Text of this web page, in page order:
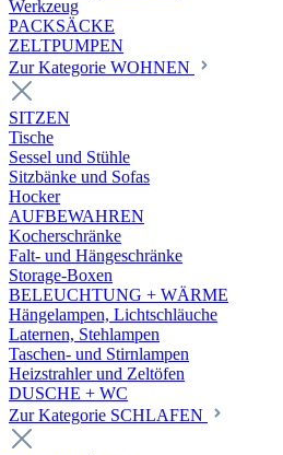
Werkzeug
PACKSÄCKE
ZELTPUMPEN
Zur Kategorie WOHNEN
SITZEN
Tische
Sessel und Stühle
Sitzbänke und Sofas
Hocker
AUFBEWAHREN
Kocherschränke
Falt- und Hängeschränke
Storage-Boxen
BELEUCHTUNG + WÄRME
Hängelampen, Lichtschläuche
Laternen, Stehlampen
Taschen- und Stirnlampen
Heizstrahler und Zeltöfen
DUSCHE + WC
Zur Kategorie SCHLAFEN